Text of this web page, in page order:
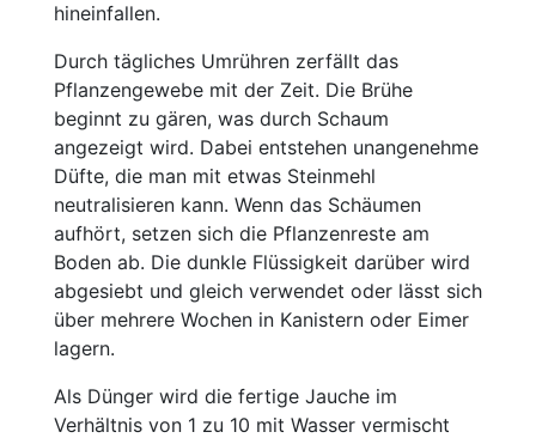
hineinfallen.
Durch tägliches Umrühren zerfällt das
Pflanzengewebe mit der Zeit. Die Brühe
beginnt zu gären, was durch Schaum
angezeigt wird. Dabei entstehen unangenehme
Düfte, die man mit etwas Steinmehl
neutralisieren kann. Wenn das Schäumen
aufhört, setzen sich die Pflanzenreste am
Boden ab. Die dunkle Flüssigkeit darüber wird
abgesiebt und gleich verwendet oder lässt sich
über mehrere Wochen in Kanistern oder Eimer
lagern.
Als Dünger wird die fertige Jauche im
Verhältnis von 1 zu 10 mit Wasser vermischt